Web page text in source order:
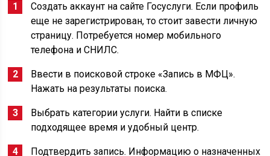
Создать аккаунт на сайте Госуслуги. Если профиль
еще не зарегистрирован, то стоит завести личную
страницу. Потребуется номер мобильного
телефона и СНИЛС.
Ввести в поисковой строке «Запись в МФЦ».
Нажать на результаты поиска.
Выбрать категории услуги. Найти в списке
подходящее время и удобный центр.
Подтвердить запись. Информацию о назначенных